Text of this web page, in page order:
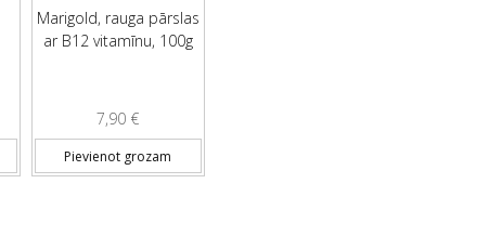
Marigold, rauga pārslas
ar B12 vitamīnu, 100g
7,90 €
Pievienot grozam